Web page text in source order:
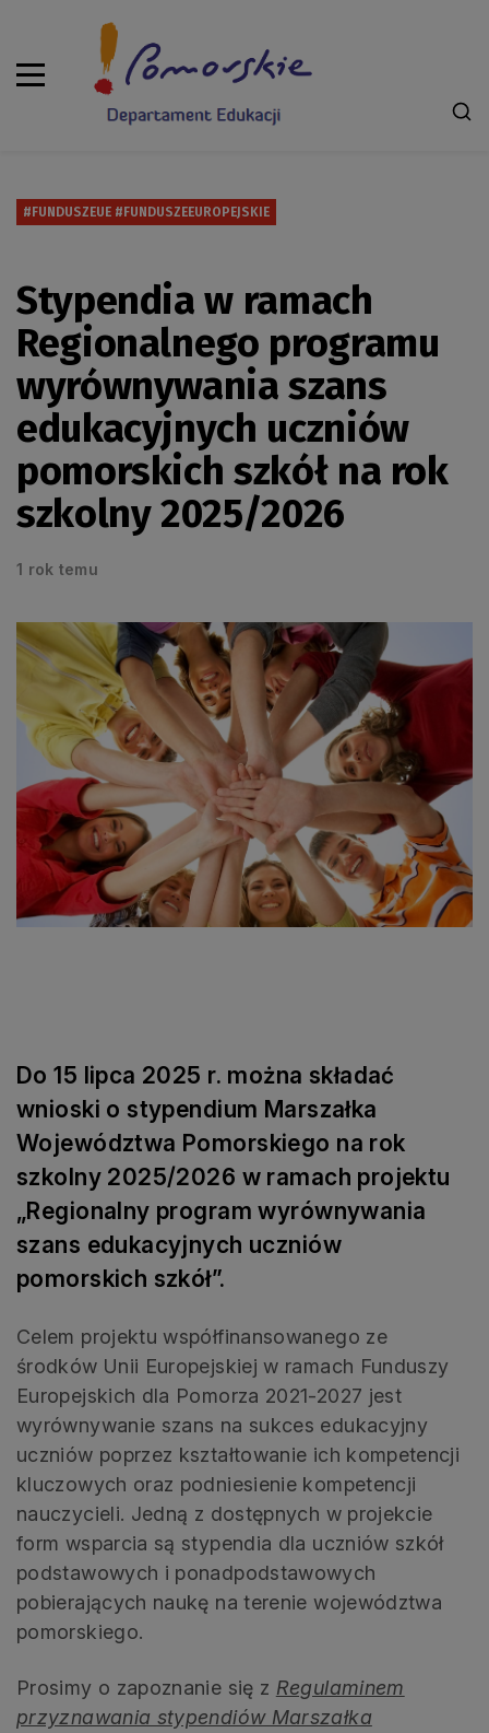
#FUNDUSZEUE #FUNDUSZEEUROPEJSKIE
Stypendia w ramach
Regionalnego programu
wyrównywania szans
edukacyjnych uczniów
pomorskich szkół na rok
szkolny 2025/2026
1 rok temu
Do 15 lipca 2025 r. można składać
wnioski o stypendium Marszałka
Województwa Pomorskiego na rok
szkolny 2025/2026 w ramach projektu
„Regionalny program wyrównywania
szans edukacyjnych uczniów
pomorskich szkół”.
Celem projektu współfinansowanego ze
środków Unii Europejskiej w ramach Funduszy
Europejskich dla Pomorza 2021-2027 jest
wyrównywanie szans na sukces edukacyjny
uczniów poprzez kształtowanie ich kompetencji
kluczowych oraz podniesienie kompetencji
nauczycieli. Jedną z dostępnych w projekcie
form wsparcia są stypendia dla uczniów szkół
podstawowych i ponadpodstawowych
pobierających naukę na terenie województwa
pomorskiego.
Prosimy o zapoznanie się z Regulaminem
przyznawania stypendiów Marszałka